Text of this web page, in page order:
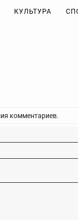
КУЛЬТУРА
комментариев.